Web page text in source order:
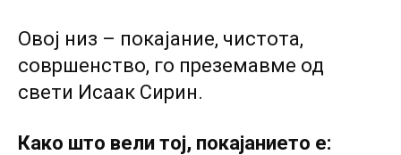
Овој низ – покајание, чистота,
совршенство, го преземавме од
свети Исаак Сирин.
Како што вели тој, покајанието е: